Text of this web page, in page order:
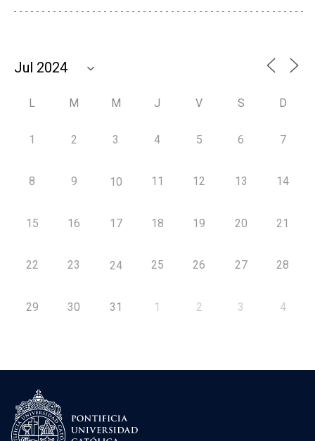
L M M J V S D
1 2 3 4 5 6 7
8 9 10 11 12 13 14
15 16 17 18 19 20 21
22 23 24 25 26 27 28
29 30 31 1 2 3 4